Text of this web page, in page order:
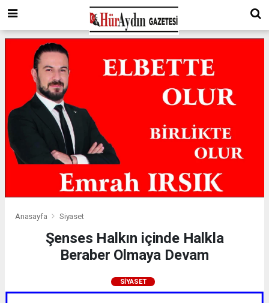
Anasayfa Siyaset
Şenses Halkın içinde Halkla
Beraber Olmaya Devam
SIYASET